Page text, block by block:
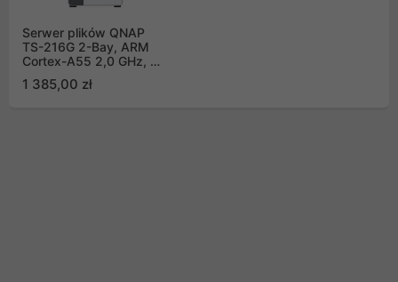
Serwer plików QNAP
TS-216G 2-Bay, ARM
Cortex-A55 2,0 GHz, 4
3.2 Gen 1, 2x USB 2.0,
1 385,00 zł